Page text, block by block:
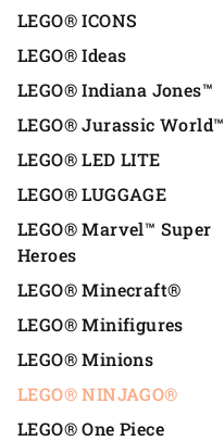
LEGO® ICONS
LEGO® Ideas
LEGO® Indiana Jones™
LEGO® Jurassic World™
LEGO® LED LITE
LEGO® LUGGAGE
LEGO® Marvel™ Super
Heroes
LEGO® Minecraft®
LEGO® Minifigures
LEGO® Minions
LEGO® NINJAGO®
LEGO® One Piece